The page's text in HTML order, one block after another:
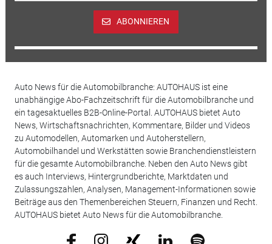
ABONNIEREN
Auto News für die Automobilbranche: AUTOHAUS ist eine
unabhängige Abo-Fachzeitschrift für die Automobilbranche und
ein tagesaktuelles B2B-Online-Portal. AUTOHAUS bietet Auto
News, Wirtschaftsnachrichten, Kommentare, Bilder und Videos
zu Automodellen, Automarken und Autoherstellern,
Automobilhandel und Werkstätten sowie Branchendienstleistern
für die gesamte Automobilbranche. Neben den Auto News gibt
es auch Interviews, Hintergrundberichte, Marktdaten und
Zulassungszahlen, Analysen, Management-Informationen sowie
Beiträge aus den Themenbereichen Steuern, Finanzen und Recht.
AUTOHAUS bietet Auto News für die Automobilbranche.